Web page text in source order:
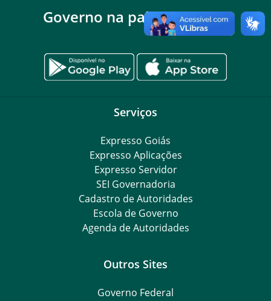
Governo na palma da mão
Serviços
Expresso Goiás
Expresso Aplicações
Expresso Servidor
SEI Governadoria
Cadastro de Autoridades
Escola de Governo
Agenda de Autoridades
Outros Sites
Governo Federal